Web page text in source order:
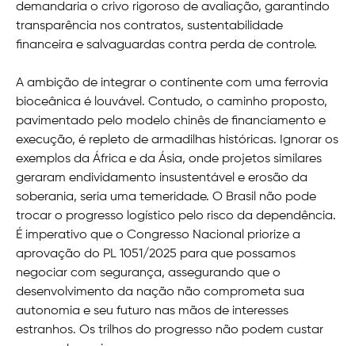
demandaria o crivo rigoroso de avaliação, garantindo
transparência nos contratos, sustentabilidade
financeira e salvaguardas contra perda de controle.
A ambição de integrar o continente com uma ferrovia
bioceânica é louvável. Contudo, o caminho proposto,
pavimentado pelo modelo chinês de financiamento e
execução, é repleto de armadilhas históricas. Ignorar os
exemplos da África e da Ásia, onde projetos similares
geraram endividamento insustentável e erosão da
soberania, seria uma temeridade. O Brasil não pode
trocar o progresso logístico pelo risco da dependência.
É imperativo que o Congresso Nacional priorize a
aprovação do PL 1051/2025 para que possamos
negociar com segurança, assegurando que o
desenvolvimento da nação não comprometa sua
autonomia e seu futuro nas mãos de interesses
estranhos. Os trilhos do progresso não podem custar